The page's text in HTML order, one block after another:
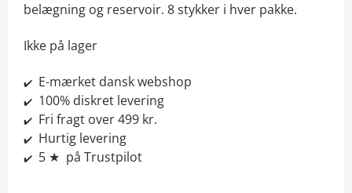
belægning og reservoir. 8 stykker i hver pakke.
Ikke på lager
✔️E-mærket dansk webshop
✔️100% diskret levering
✔️Fri fragt over 499 kr.
✔️Hurtig levering
✔️5 ★ på Trustpilot